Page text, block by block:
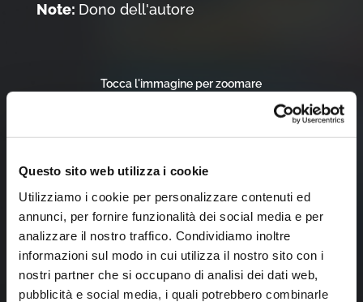
Questo sito web utilizza i cookie
Utilizziamo i cookie per personalizzare contenuti ed
annunci, per fornire funzionalità dei social media e per
analizzare il nostro traffico. Condividiamo inoltre
informazioni sul modo in cui utilizza il nostro sito con i
nostri partner che si occupano di analisi dei dati web,
pubblicità e social media, i quali potrebbero combinarle
Note: Dono dell'autore
Tocca l'immagine per zoomare